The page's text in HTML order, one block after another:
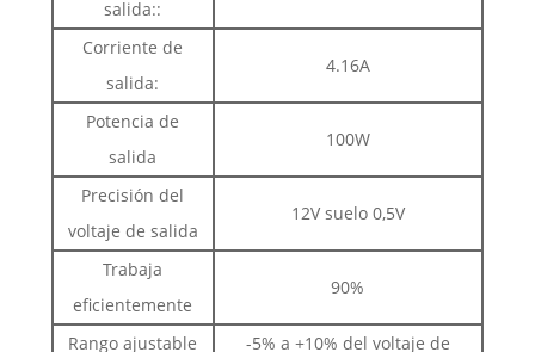
salida::
Corriente de
salida:
4.16A
Potencia de
salida
100W
Precisión del
voltaje de salida
12V suelo 0,5V
Trabaja
eficientemente
90%
Rango ajustable -5% a +10% del voltaje de